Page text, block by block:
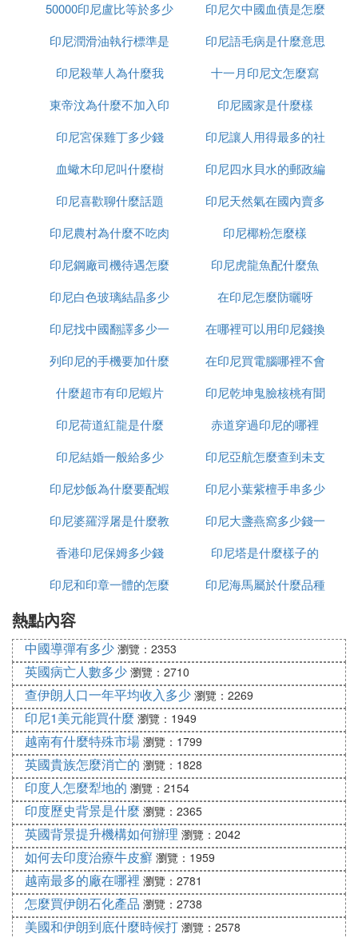
椰子片 ：喜歡吃零食的朋友可以帶點椰子片回
國。口味多樣，酥脆可口，是閑暇時光的好伴
Geliga鷹牌肌肉酸痛膏
：很多人稱之為“膏王”。
無論是跌打損傷還是肌肉酸痛，都能用它來緩
解。非常實用！
：這是印尼本地很有名的一個
護膚品牌，主打有機純植物成分。從潤唇膏到精
油、面膜等應有盡有，適合送給女朋友、老婆或
媽媽。
❷ 印尼有什麼特產可以帶回國的
印尼有許多值得帶回國的特產，以下是具體的推薦：
一、食品類
貓屎咖啡：世界上獨一無二的咖啡品種，以獨特
的品質成為了全球優質咖啡的代表，是印尼最有
特色的手信。
椰子、芒果、菠蘿、香蕉等水果
帶，盛產各種熱帶水果，新鮮美味，適合帶回國
內與家人分享。
印尼花生薑糖：始創於1935年，味道甜中帶
辣，具有健胃、提神、止嘔等功能，不含防腐
劑，是天然綠色食品。
炒飯、沙嗲、巴東牛肉等美食：印尼風味小吃種
類很多，這些美食不僅味道獨特，還能讓人體驗
到印尼的飲食文化。
二、工藝品類
木雕：印尼木雕非常有代表性，雕刻的圖案多以
神話人物為原型，工藝精湛，適合作為裝飾品或
送禮之用。
蠟染：蠟染在當地屬於「國寶」級的產品，分為
手工和非手工兩種，純手工的蠟染價格較高，但
更具藝術價值和收藏價值。
巴迪布：是印尼當地做服飾的首選材料，不同的
50000印尼盧比等於多少
人民幣
印尼欠中國血債是怎麼
回事
印尼潤滑油執行標準是
什麼
印尼語毛病是什麼意思
印尼殺華人為什麼我
十一月印尼文怎麼寫
東帝汶為什麼不加入印
尼
印尼國家是什麼樣
印尼宮保雞丁多少錢
印尼讓人用得最多的社
交軟體是什麼意思
血蠍木印尼叫什麼樹
印尼四水貝水的郵政編
碼是多少
印尼喜歡聊什麼話題
印尼天然氣在國內賣多
少錢
印尼農村為什麼不吃肉
印尼椰粉怎麼樣
印尼鋼廠司機待遇怎麼
樣
印尼虎龍魚配什麼魚
印尼白色玻璃結晶多少
錢一平方
在印尼怎麼防曬呀
印尼找中國翻譯多少一
天
在哪裡可以用印尼錢換
人民幣
列印尼的手機要加什麼
在印尼買電腦哪裡不會
受騙
什麼超市有印尼蝦片
印尼乾坤鬼臉核桃有聞
怎麼處理
印尼荷道紅龍是什麼
赤道穿過印尼的哪裡
印尼結婚一般給多少
印尼亞航怎麼查到未支
付訂單
印尼炒飯為什麼要配蝦
片
印尼小葉紫檀手串多少
錢
印尼婆羅浮屠是什麼教
印尼大盞燕窩多少錢一
克
香港印尼保姆多少錢
印尼塔是什麼樣子的
印尼和印章一體的怎麼
印尼海馬屬於什麼品種
熱點內容
中國導彈有多少 瀏覽：2353
英國病亡人數多少 瀏覽：2710
查伊朗人口一年平均收入多少 瀏覽：2269
印尼1美元能買什麼 瀏覽：1949
越南有什麼特殊市場 瀏覽：1799
英國貴族怎麼消亡的 瀏覽：1828
印度人怎麼犁地的 瀏覽：2154
印度歷史背景是什麼 瀏覽：2365
英國背景提升機構如何辦理 瀏覽：2042
如何去印度治療牛皮癬 瀏覽：1959
越南最多的廠在哪裡 瀏覽：2781
怎麼買伊朗石化產品 瀏覽：2738
美國和伊朗到底什麼時候打 瀏覽：2578